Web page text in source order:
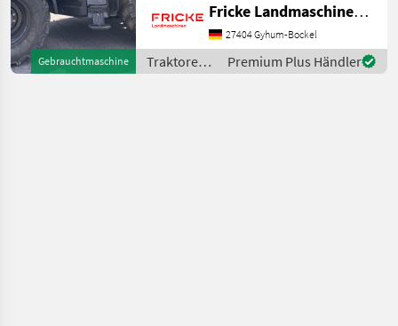
Gebrauchtmaschine
Frontzapfwelle, gefederte
Vorderachse, mechanische
Kabinenfederung,
Heckwischer, 4x dw.
Fricke Landmaschinen GmbH
27404 Gyhum-Bockel
Traktoren /
Valtra
Premium Plus Händler